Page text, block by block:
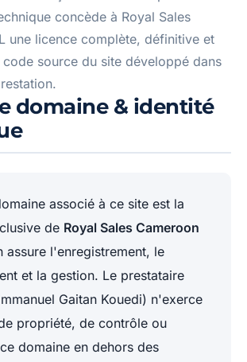
concède à Royal Sales
une licence complète, définitive et
source du site développé dans
domaine & identité
associé à ce site est la
de Royal Sales Cameroon
assure l'enregistrement, le
et la gestion. Le prestataire
Gaitan Kouedi) n'exerce
propriété, de contrôle ou
domaine en dehors des